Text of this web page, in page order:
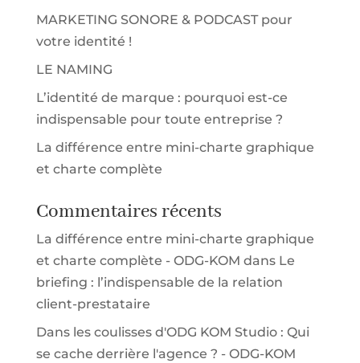
MARKETING SONORE & PODCAST pour
votre identité !
LE NAMING
L’identité de marque : pourquoi est-ce
indispensable pour toute entreprise ?
La différence entre mini-charte graphique
et charte complète
Commentaires récents
La différence entre mini-charte graphique
et charte complète - ODG-KOM dans Le
briefing : l’indispensable de la relation
client-prestataire
Dans les coulisses d'ODG KOM Studio : Qui
se cache derrière l'agence ? - ODG-KOM